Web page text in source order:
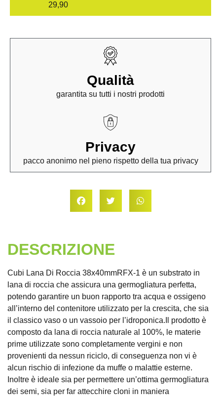
29,90
Qualità
garantita su tutti i nostri prodotti
Privacy
pacco anonimo nel pieno rispetto della tua privacy
DESCRIZIONE
Cubi Lana Di Roccia 38x40mmRFX-1 è un substrato in
lana di roccia che assicura una germogliatura perfetta,
potendo garantire un buon rapporto tra acqua e ossigeno
all’interno del contenitore utilizzato per la crescita, che sia
il classico vaso o un vassoio per l’idroponica.Il prodotto è
composto da lana di roccia naturale al 100%, le materie
prime utilizzate sono completamente vergini e non
provenienti da nessun riciclo, di conseguenza non vi è
alcun rischio di infezione da muffe o malattie esterne.
Inoltre è ideale sia per permettere un’ottima germogliatura
dei semi, sia per far attecchire cloni in maniera